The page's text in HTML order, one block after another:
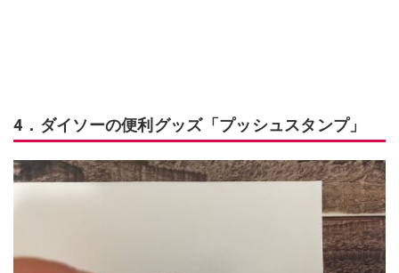
4．ダイソーの便利グッズ「プッシュスタンプ」